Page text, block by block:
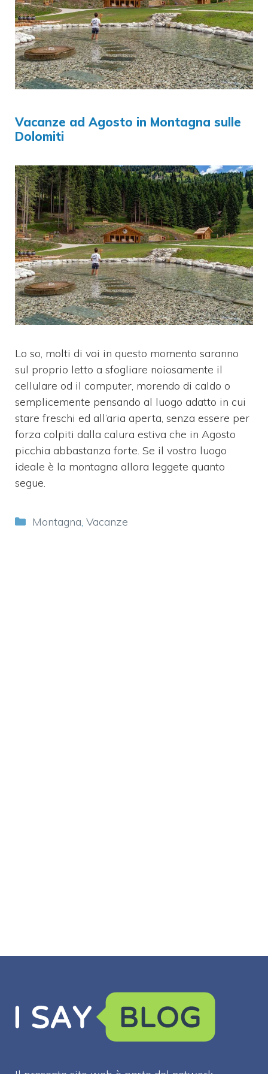
Vacanze ad Agosto in Montagna sulle
Dolomiti
Lo so, molti di voi in questo momento saranno
sul proprio letto a sfogliare noiosamente il
cellulare od il computer, morendo di caldo o
semplicemente pensando al luogo adatto in cui
stare freschi ed all’aria aperta, senza essere per
forza colpiti dalla calura estiva che in Agosto
picchia abbastanza forte. Se il vostro luogo
ideale è la montagna allora leggete quanto
segue.
Categorie
Montagna, Vacanze